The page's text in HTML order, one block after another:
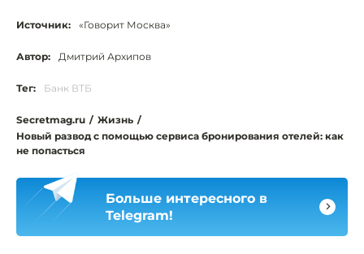
Источник: «Говорит Москва»
Автор: Дмитрий Архипов
Тег: Банк ВТБ
Secretmag.ru / Жизнь /
Новый развод с помощью сервиса бронирования отелей: как
не попасться
Больше интересного в
Telegram!